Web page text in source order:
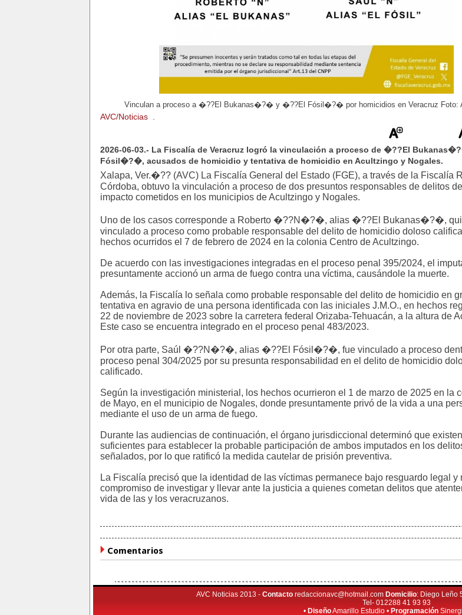
Vinculan a proceso a �??El Bukanas�?� y �??El Fósil�?� por homicidios en Veracruz Foto:
AVC/Noticias .
2026-06-03.- La Fiscalía de Veracruz logró la vinculación a proceso de �??El
Fósil�?�, acusados de homicidio y tentativa de homicidio en Acultzingo y Nogales.
Xalapa, Ver.�?? (AVC) La Fiscalía General del Estado (FGE), a través de la Fiscalía
Córdoba, obtuvo la vinculación a proceso de dos presuntos responsables de delitos
impacto cometidos en los municipios de Acultzingo y Nogales.
Uno de los casos corresponde a Roberto �??N�?�, alias �??El Bukanas�?�,
vinculado a proceso como probable responsable del delito de homicidio doloso
hechos ocurridos el 7 de febrero de 2024 en la colonia Centro de Acultzingo.
De acuerdo con las investigaciones integradas en el proceso penal 395/2024, el
presuntamente accionó un arma de fuego contra una víctima, causándole la muerte.
Además, la Fiscalía lo señala como probable responsable del delito de homicidio en
tentativa en agravio de una persona identificada con las iniciales J.M.O., en hechos
22 de noviembre de 2023 sobre la carretera federal Orizaba-Tehuacán, a la altura de
Este caso se encuentra integrado en el proceso penal 483/2023.
Por otra parte, Saúl �??N�?�, alias �??El Fósil�?�, fue vinculado a proceso
proceso penal 304/2025 por su presunta responsabilidad en el delito de homicidio
calificado.
Según la investigación ministerial, los hechos ocurrieron el 1 de marzo de 2025 en la
de Mayo, en el municipio de Nogales, donde presuntamente privó de la vida a una
mediante el uso de un arma de fuego.
Durante las audiencias de continuación, el órgano jurisdiccional determinó que
suficientes para establecer la probable participación de ambos imputados en los
señalados, por lo que ratificó la medida cautelar de prisión preventiva.
La Fiscalía precisó que la identidad de las víctimas permanece bajo resguardo legal y
compromiso de investigar y llevar ante la justicia a quienes cometan delitos que
vida de las y los veracruzanos.
Comentarios
AVC Noticias 2013 - Contacto redaccionavc@hotmail.com Domicilio: Diego Leño
Tel- 012288 41 93 93
• DiseñoAmarillo Estudio • Programación